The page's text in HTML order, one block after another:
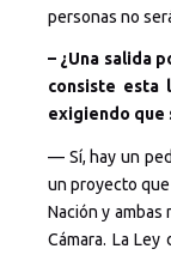
personas no
– ¿Una salida
consiste esta
exigiendo que
— Sí, hay un
un proyecto
Nación y ambas
Cámara. La